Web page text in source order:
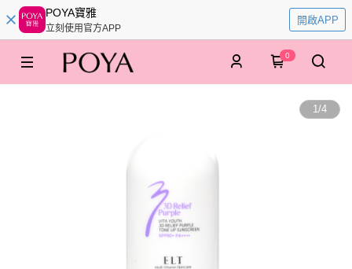
POYA寶雅
立刻使用官方APP
開啟APP
0
1/4